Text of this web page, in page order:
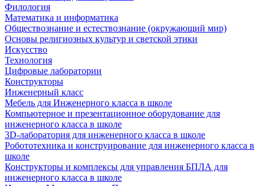
Филология
Математика и информатика
Обществознание и естествознание (окружающий мир)
Основы религиозных культур и светской этики
Искусство
Технология
Цифровые лаборатории
Конструкторы
Инженерный класс
Мебель для Инженерного класса в школе
Компьютерное и презентационное оборудование для
инженерного класса в школе
3D-лаборатория для инженерного класса в школе
Робототехника и конструирование для инженерного класса в
школе
Конструкторы и комплексы для управления БПЛА для
инженерного класса в школе